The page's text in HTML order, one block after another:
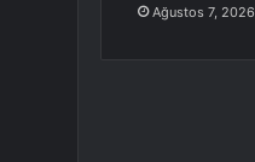
Ağustos 7, 2026